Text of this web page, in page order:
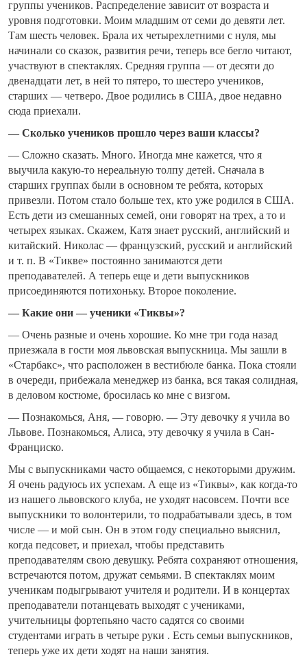
группы учеников. Распределение зависит от возраста и
уровня подготовки. Моим младшим от семи до девяти лет.
Там шесть человек. Брала их четырехлетними с нуля, мы
начинали со сказок, развития речи, теперь все бегло читают,
участвуют в спектаклях. Средняя группа — от десяти до
двенадцати лет, в ней то пятеро, то шестеро учеников,
старших — четверо. Двое родились в США, двое недавно
сюда приехали.
— Сколько учеников прошло через ваши классы?
— Сложно сказать. Много. Иногда мне кажется, что я
выучила какую-то нереальную толпу детей. Сначала в
старших группах были в основном те ребята, которых
привезли. Потом стало больше тех, кто уже родился в США.
Есть дети из смешанных семей, они говорят на трех, а то и
четырех языках. Скажем, Катя знает русский, английский и
китайский. Николас — французский, русский и английский
и т. п. В «Тикве» постоянно занимаются дети
преподавателей. А теперь еще и дети выпускников
присоединяются потихоньку. Второе поколение.
— Какие они — ученики «Тиквы»?
— Очень разные и очень хорошие. Ко мне три года назад
приезжала в гости моя львовская выпускница. Мы зашли в
«Старбакс», что расположен в вестибюле банка. Пока стояли
в очереди, прибежала менеджер из банка, вся такая солидная,
в деловом костюме, бросилась ко мне с визгом.
— Познакомься, Аня, — говорю. — Эту девочку я учила во
Львове. Познакомься, Алиса, эту девочку я учила в Сан-
Франциско.
Мы с выпускниками часто общаемся, с некоторыми дружим.
Я очень радуюсь их успехам. А еще из «Тиквы», как когда-то
из нашего львовского клуба, не уходят насовсем. Почти все
выпускники то волонтерили, то подрабатывали здесь, в том
числе — и мой сын. Он в этом году специально выяснил,
когда педсовет, и приехал, чтобы представить
преподавателям свою девушку. Ребята сохраняют отношения,
встречаются потом, дружат семьями. В спектаклях моим
ученикам подыгрывают учителя и родители. И в концертах
преподаватели потанцевать выходят с учениками,
учительницы фортепьяно часто садятся со своими
студентами играть в четыре руки . Есть семьи выпускников,
теперь уже их дети ходят на наши занятия.